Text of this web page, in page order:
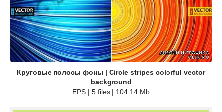
Круговые полосы фоны | Circle stripes colorful vector
background
EPS | 5 files | 104.14 Mb